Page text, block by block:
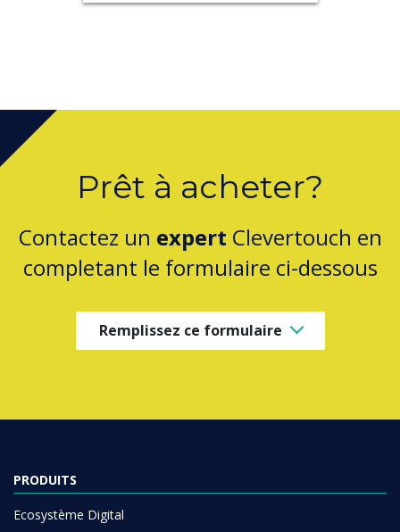
Prêt à acheter?
Contactez un expert Clevertouch en
completant le formulaire ci-dessous
Remplissez ce formulaire
PRODUITS
Ecosystème Digital